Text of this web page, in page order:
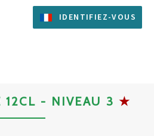
IDENTIFIEZ-VOUS
12CL - NIVEAU 3 ★